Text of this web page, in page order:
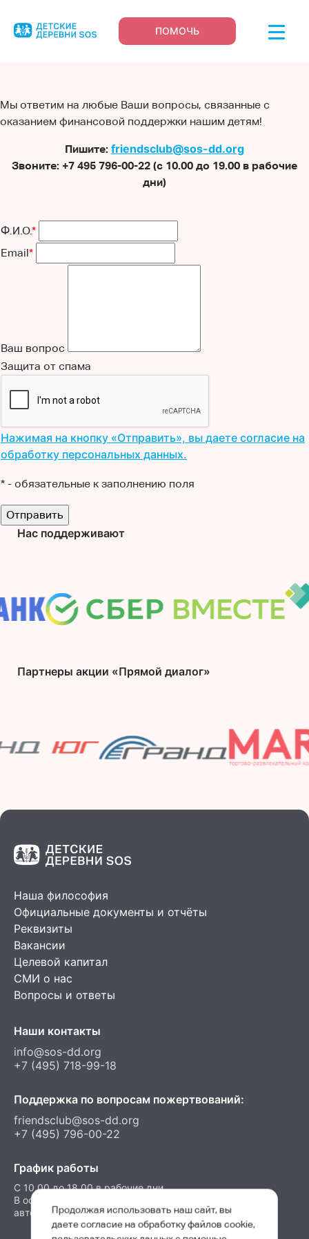
ПОМОЧЬ
Мы ответим на любые Ваши вопросы, связанные с
оказанием финансовой поддержки нашим детям!
Пишите: friendsclub@sos-dd.org
Звоните: +7 495 796-00-22 (с 10.00 до 19.00 в рабочие
дни)
Ф.И.О.*
Email*
Ваш вопрос
Защита от спама
Нажимая на кнопку «Отправить», вы даете согласие на
обработку персональных данных.
* - обязательные к заполнению поля
Нас поддерживают
Партнеры акции «Прямой диалог»
Наша философия
Официальные документы и отчёты
Реквизиты
Вакансии
Целевой капитал
СМИ о нас
Вопросы и ответы
Наши контакты
info@sos-dd.org
+7 (495) 718-99-18
Поддержка по вопросам пожертвований:
friendsclub@sos-dd.org
+7 (495) 796-00-22
График работы
C 10.00 до 18.00 в рабочие дни
В остальные часы можно оставить сообщение на
автоответчикПродолжая использовать наш сайт, вы
даете согласие на обработку файлов cookie,